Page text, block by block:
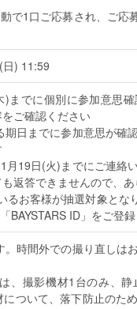
で1口ご応募され、ご応
) 11:59
までに個別に参加意思
ご確認ください
日までに参加意思が確
月19日(火)までにご連絡
返答できませんので、
るお客様が抽選対象と
BAYSTARS ID」をご登
時間外での撮り直しは
、撮影機材1台のみ、
ついて、落下防止のた